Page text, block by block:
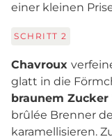
einer kleinen
SCHRITT 2
Chavroux
glatt in die
braunem Zucker
brûlée Brenner
karamellisieren.